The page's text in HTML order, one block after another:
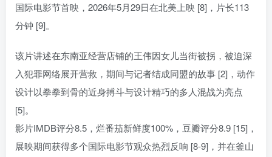
国际电影节首映，2026年5月29日在北美上映 [8]，片长113
分钟 [9]。
该片讲述在东南亚经营店铺的王伟因女儿当街被拐，被迫深
入犯罪网络展开营救，期间与记者结成同盟的故事 [2]，动作
设计以拳拳到骨的近身搏斗与设计精巧的多人混战为亮点
[5]。
影片IMDB评分8.5，烂番茄新鲜度100%，豆瓣评分8.9 [15]，
展映期间获得多个国际电影节观众热烈反响 [8-9]，并在釜山